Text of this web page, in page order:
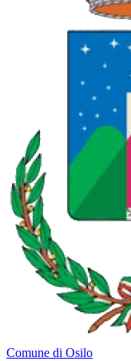
Comune di Osilo